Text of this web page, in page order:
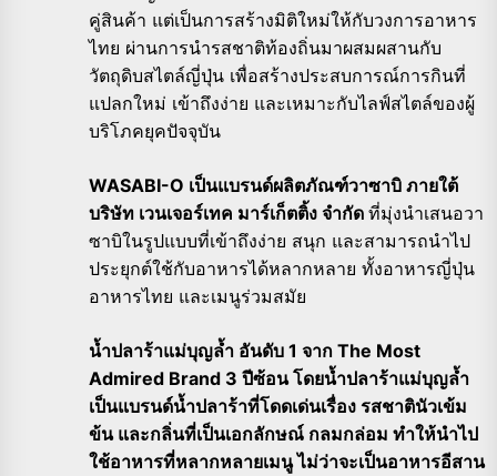
คู่สินค้า แต่เป็นการสร้างมิติใหม่ให้กับวงการอาหาร
ไทย ผ่านการนำรสชาติท้องถิ่นมาผสมผสานกับ
วัตถุดิบสไตล์ญี่ปุ่น เพื่อสร้างประสบการณ์การกินที่
แปลกใหม่ เข้าถึงง่าย และเหมาะกับไลฟ์สไตล์ของผู้
บริโภคยุคปัจจุบัน
WASABI-O เป็นแบรนด์ผลิตภัณฑ์วาซาบิ ภายใต้
บริษัท เวนเจอร์เทค มาร์เก็ตติ้ง จำกัด ที่มุ่งนำเสนอวา
ซาบิในรูปแบบที่เข้าถึงง่าย สนุก และสามารถนำไป
ประยุกต์ใช้กับอาหารได้หลากหลาย ทั้งอาหารญี่ปุ่น
อาหารไทย และเมนูร่วมสมัย
น้ำปลาร้าแม่บุญล้ำ อันดับ 1 จาก The Most
Admired Brand 3 ปีซ้อน โดยน้ำปลาร้าแม่บุญล้ำ
เป็นแบรนด์น้ำปลาร้าที่โดดเด่นเรื่อง รสชาตินัวเข้ม
ข้น และกลิ่นที่เป็นเอกลักษณ์ กลมกล่อม ทำให้นำไป
ใช้อาหารที่หลากหลายเมนู ไม่ว่าจะเป็นอาหารอีสาน